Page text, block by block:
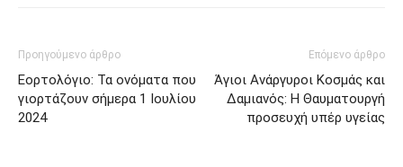
Προηγούμενο άρθρο
Εορτολόγιο: Τα ονόματα που
γιορτάζουν σήμερα 1 Ιουλίου
2024
Επόμενο άρθρο
Άγιοι Ανάργυροι Κοσμάς και
Δαμιανός: Η Θαυματουργή
προσευχή υπέρ υγείας